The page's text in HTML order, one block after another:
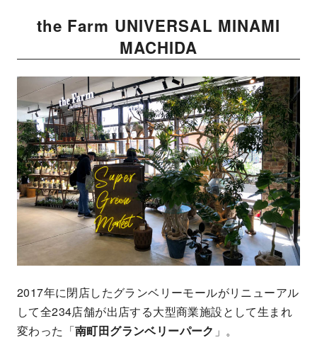
the Farm UNIVERSAL MINAMI
MACHIDA
2017年に閉店したグランベリーモールがリニューアル
して全234店舗が出店する大型商業施設として生まれ
変わった「南町田グランベリーパーク 」。